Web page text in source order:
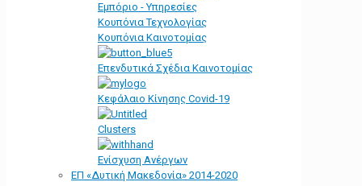
Εμπόριο - Υπηρεσίες
Κουπόνια Τεχνολογίας
Κουπόνια Καινοτομίας
Επενδυτικά Σχέδια Καινοτομίας
Κεφάλαιο Κίνησης Covid-19
Clusters
Ενίσχυση Ανέργων
ΕΠ «Δυτική Μακεδονία» 2014-2020